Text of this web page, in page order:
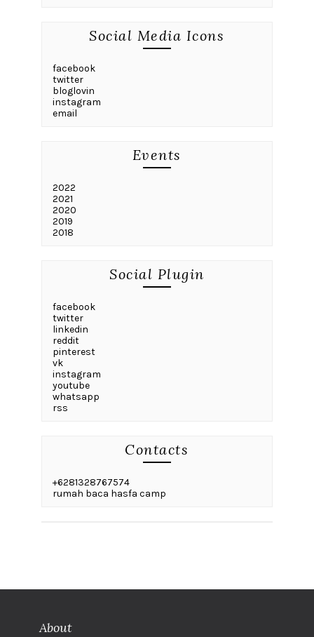
Social Media Icons
facebook
twitter
bloglovin
instagram
email
Events
2022
2021
2020
2019
2018
Social Plugin
facebook
twitter
linkedin
reddit
pinterest
vk
instagram
youtube
whatsapp
rss
Contacts
+6281328767574
rumah baca hasfa camp
About